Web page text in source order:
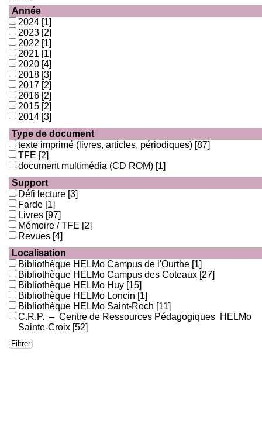
Année
2024 [1]
2023 [2]
2022 [1]
2021 [1]
2020 [4]
2018 [3]
2017 [2]
2016 [2]
2015 [2]
2014 [3]
Type de document
texte imprimé (livres, articles, périodiques) [87]
TFE [2]
document multimédia (CD ROM) [1]
Support
Défi lecture [3]
Farde [1]
Livres [97]
Mémoire / TFE [2]
Revues [4]
Localisation
Bibliothèque HELMo Campus de l'Ourthe [1]
Bibliothèque HELMo Campus des Coteaux [27]
Bibliothèque HELMo Huy [15]
Bibliothèque HELMo Loncin [1]
Bibliothèque HELMo Saint-Roch [11]
C.R.P. – Centre de Ressources Pédagogiques HELMo
Sainte-Croix [52]